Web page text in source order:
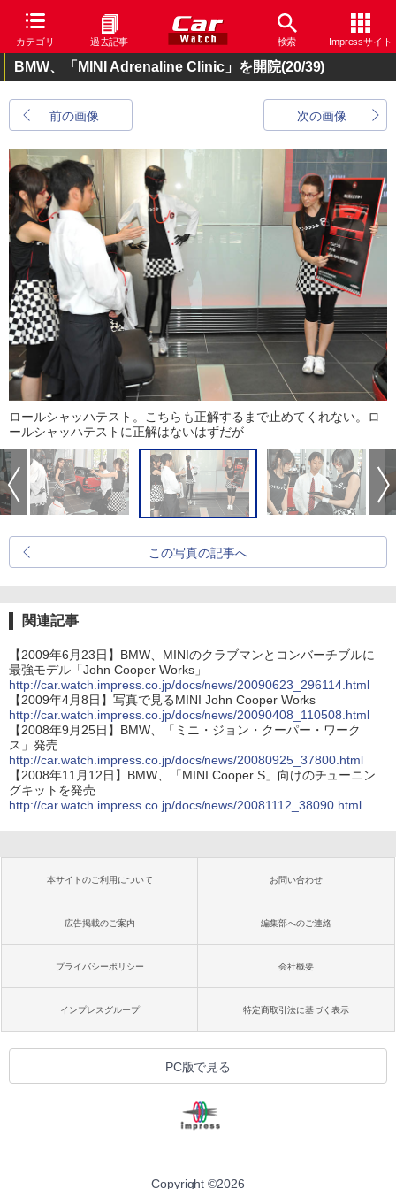
カテゴリ 過去記事 検索 Impressサイト
BMW、「MINI Adrenaline Clinic」を開院(20/39)
前の画像 次の画像
ロールシャッハテスト。こちらも正解するまで止めてくれない。ロ
ールシャッハテストに正解はないはずだが
この写真の記事へ
関連記事
【2009年6月23日】BMW、MINIのクラブマンとコンバーチブルに
最強モデル「John Cooper Works」
http://car.watch.impress.co.jp/docs/news/20090623_296114.html
【2009年4月8日】写真で見るMINI John Cooper Works
http://car.watch.impress.co.jp/docs/news/20090408_110508.html
【2008年9月25日】BMW、「ミニ・ジョン・クーパー・ワーク
ス」発売
http://car.watch.impress.co.jp/docs/news/20080925_37800.html
【2008年11月12日】BMW、「MINI Cooper S」向けのチューニン
グキットを発売
http://car.watch.impress.co.jp/docs/news/20081112_38090.html
本サイトのご利用について お問い合わせ
広告掲載のご案内 編集部へのご連絡
プライバシーポリシー 会社概要
インプレスグループ 特定商取引法に基づく表示
PC版で見る
Copyright ©2026